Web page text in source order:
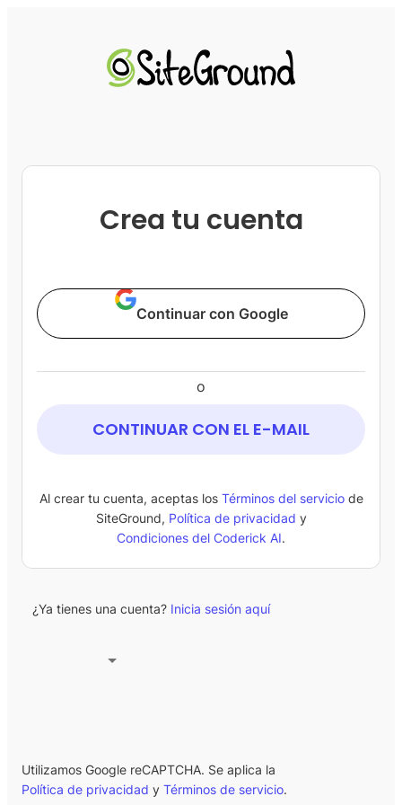
Crea tu cuenta
Continuar con Google
o
CONTINUAR CON EL E-MAIL
Al crear tu cuenta, aceptas los Términos del serviciode
SiteGround, Política de privacidad y
Condiciones del Coderick AI.
¿Ya tienes una cuenta? Inicia sesión aquí
Utilizamos Google reCAPTCHA. Se aplica la
Política de privacidad y Términos de servicio.